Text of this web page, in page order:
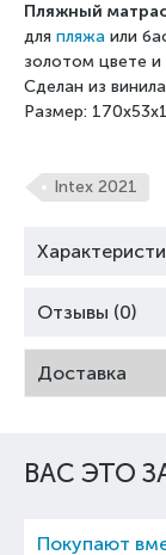
Пляжный
для пляжа или
золотом цвете
Сделан из
Размер:
Intex 2021
Отзывы (0)
Доставка
ВАС ЭТО
Покупают